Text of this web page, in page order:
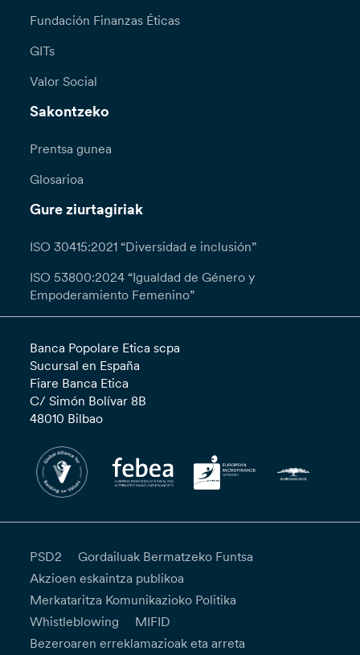
Fundación Finanzas Éticas
GITs
Valor Social
Sakontzeko
Prentsa gunea
Glosarioa
Gure ziurtagiriak
ISO 30415:2021 “Diversidad e inclusión”
ISO 53800:2024 “Igualdad de Género y
Empoderamiento Femenino”
Banca Popolare Etica scpa
Sucursal en España
Fiare Banca Etica
C/ Simón Bolívar 8B
48010 Bilbao
PSD2
Gordailuak Bermatzeko Funtsa
Akzioen eskaintza publikoa
Merkataritza Komunikazioko Politika
Whistleblowing
MIFID
Bezeroaren erreklamazioak eta arreta